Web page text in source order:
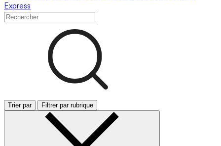
Express
Trier par Filtrer par rubrique